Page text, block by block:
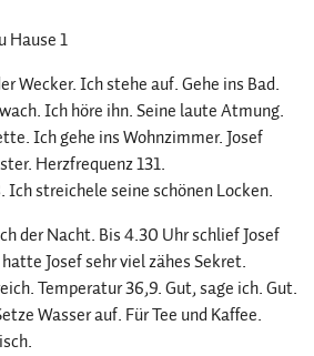
Hause 1
Wecker. Ich stehe auf. Gehe ins Bad.
Ich höre ihn. Seine laute Atmung.
Ich gehe ins Wohnzimmer. Josef
Herzfrequenz 131.
streichele seine schönen Locken.
der Nacht. Bis 4.30 Uhr schlief Josef
Josef sehr viel zähes Sekret.
Temperatur 36,9. Gut, sage ich. Gut.
Wasser auf. Für Tee und Kaffee.